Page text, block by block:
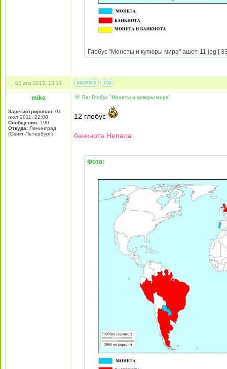
Глобус "Монеты и купюры мира" ашет-11.jpg [
02 апр 2013, 13:14
mike
Зарегистрирован: 01
июл 2011, 22:08
Сообщения: 190
Откуда: Ленинград
(Санкт-Петербург)
Re: Глобус "Монеты и купюры мира"
12 глобус
банкнота Непала
Фото: